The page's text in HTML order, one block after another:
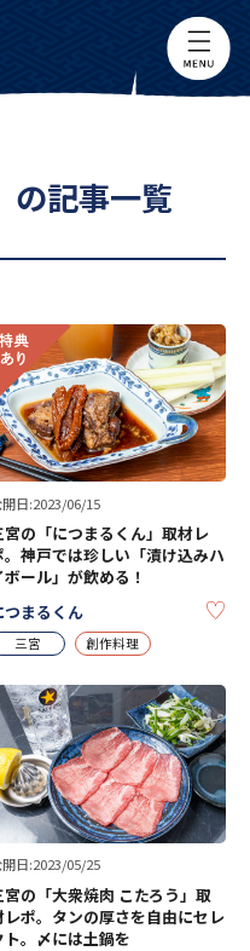
の記事一覧
開日:2023/06/15
宮の「につまるくん」取材レ
。神戸では珍しい「漬け込みハ
ボール」が飲める！
つまるくん
三宮 創作料理
開日:2023/05/25
宮の「大衆焼肉 こたろう」取
レポ。タンの厚さを自由にセレ
ト。〆には土鍋を